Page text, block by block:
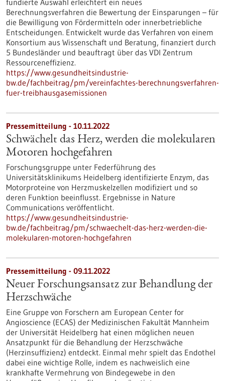
fundierte Auswahl erleichtert ein neues
Berechnungsverfahren die Bewertung der Einsparungen – für
die Bewilligung von Fördermitteln oder innerbetriebliche
Entscheidungen. Entwickelt wurde das Verfahren von einem
Konsortium aus Wissenschaft und Beratung, finanziert durch
5 Bundesländer und beauftragt über das VDI Zentrum
Ressourceneffizienz.
https://www.gesundheitsindustrie-
bw.de/fachbeitrag/pm/vereinfachtes-berechnungsverfahren-
fuer-treibhausgasemissionen
Pressemitteilung - 10.11.2022
Schwächelt das Herz, werden die molekularen
Motoren hochgefahren
Forschungsgruppe unter Federführung des
Universitätsklinikums Heidelberg identifizierte Enzym, das
Motorproteine von Herzmuskelzellen modifiziert und so
deren Funktion beeinflusst. Ergebnisse in Nature
Communications veröffentlicht.
https://www.gesundheitsindustrie-
bw.de/fachbeitrag/pm/schwaechelt-das-herz-werden-die-
molekularen-motoren-hochgefahren
Pressemitteilung - 09.11.2022
Neuer Forschungsansatz zur Behandlung der
Herzschwäche
Eine Gruppe von Forschern am European Center for
Angioscience (ECAS) der Medizinischen Fakultät Mannheim
der Universität Heidelberg hat einen möglichen neuen
Ansatzpunkt für die Behandlung der Herzschwäche
(Herzinsuffizienz) entdeckt. Einmal mehr spielt das Endothel
dabei eine wichtige Rolle, indem es nachweislich eine
krankhafte Vermehrung von Bindegewebe in den